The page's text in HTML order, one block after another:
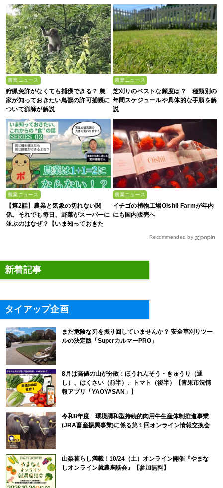
農業ニュース
狩猟免許がなくても捕獲できる？ 農
家が知っておきたい鳥獣の許可捕獲に
ついて猟師が解説
農業ニュース
芝刈りのベストな頻度は？ 種類別の
年間スケジュールや具体的な手順を解
説
農業ニュース
【第2話】農業と気象の切れない関
係。それでも毎日、野菜がスーパーに
並ぶのはなぜ？【いま知っておきた
農業ニュース
イチゴの植物工場Oishii Farmが年内
にも国内販売へ
Recommended by
新着記事
タイアップ企画
まだ危険な刃を振り回していませんか？ 安全草刈りツー
ルの決定版「SuperカルマーPRO」
8月は高値の山が分散：ほうれんそう・きゅうり（通
し）、はくさい（前半）、トマト（後半）【青果市況情
報アプリ「YAOYASAN」】
令和8年度 環境調和型持続的肉用牛生産体制推進事業
(JRA畜産振興事業)に係る第１回オンライン情報交換会
山梨暮らし満載！10/24（土）オンライン開催『やまな
しオンライン就農座談会』【参加無料】